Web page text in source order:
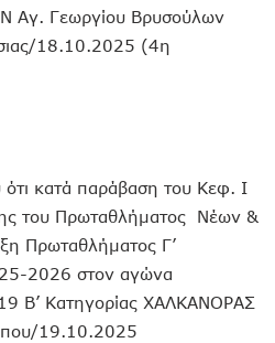
Αγ. Γεωργίου Βρυσούλων
18.10.2025 (4η
κατά παράβαση του Κεφ. I
του Πρωταθλήματος Νέων &
Πρωταθλήματος Γ’
2026 στον αγώνα
Β’ Κατηγορίας ΧΑΛΚΑΝΟΡΑΣ
19.10.2025